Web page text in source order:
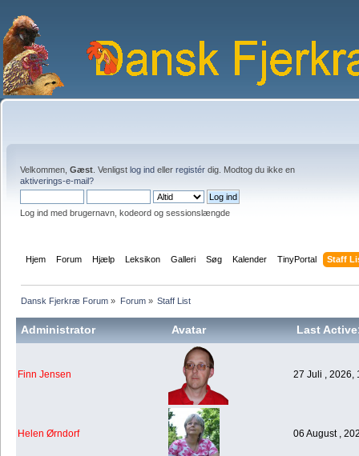
Velkommen, Gæst . Venligst log ind eller registér dig. Modtog du ikke en
aktiverings-e-mail?
Log ind med brugernavn, kodeord og sessionslængde
Hjem Forum Hjælp Leksikon Galleri Søg Kalender TinyPortal Staff
Dansk Fjerkræ Forum » Forum» Staff List
Administrator Avatar Last
Finn Jensen 27 Juli , 2026,
Helen Ørndorf 06 August ,